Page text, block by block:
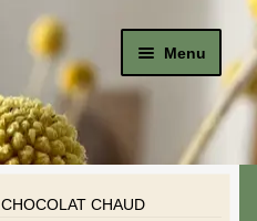
Menu
CHOCOLAT CHAUD